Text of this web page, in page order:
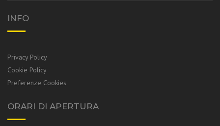
INFO
Privacy Policy
Cookie Policy
Preferenze Cookies
ORARI DI APERTURA